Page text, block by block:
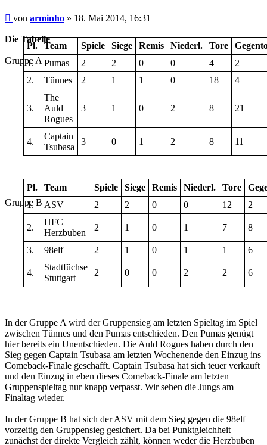
Beitrag
von arminho » 18. Mai 2014, 16:31
Die Tabelle
Gruppe A
Pl. Team Spiele Siege Remis Niederl. Tore
1.
Pumas 2 2 0 0 4
2
2.
Tünnes 2 1 1 0 18 4
3.
The
Auld
Rogues
3 1 0 2 8 21
4.
Captain
Tsubasa
3 0 1 2 8 11
Gruppe B
Pl. Team Spiele Siege Remis Niederl. Tore
1.
ASV 2 2 0 0 12 2
2.
HFC
Herzbuben
2 1 0 1 7 8
3. 98elf 2 1 0 1 1 6
4.
Stadtfüchse
Stuttgart
2 0 0 2 2 6
In der Gruppe A wird der Gruppensieg am letzten Spieltag im Spiel
zwischen Tünnes und den Pumas entschieden. Den Pumas genügt
hier bereits ein Unentschieden. Die Auld Rogues haben durch den
Sieg gegen Captain Tsubasa am letzten Wochenende den Einzug ins
Comeback-Finale geschafft. Captain Tsubasa hat sich teuer verkauft
und den Einzug in eben dieses Comeback-Finale am letzten
Gruppenspieltag nur knapp verpasst. Wir sehen die Jungs am
Finaltag wieder.
In der Gruppe B hat sich der ASV mit dem Sieg gegen die 98elf
vorzeitig den Gruppensieg gesichert. Da bei Punktgleichheit
zunächst der direkte Vergleich zählt, können weder die Herzbuben